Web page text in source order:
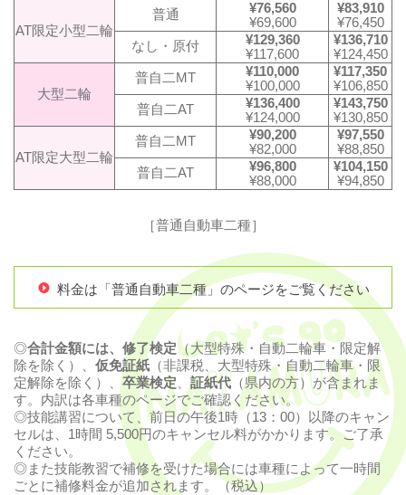
AT限定小型二輪
普通
¥76,560
¥69,600
¥83,910
¥76,450
なし・原付
¥129,360
¥117,600
¥136,710
¥124,450
大型二輪
普自二MT
¥110,000
¥100,000
¥117,350
¥106,850
普自二AT
¥136,400
¥124,000
¥143,750
¥130,850
AT限定大型二輪
普自二MT
¥90,200
¥82,000
¥97,550
¥88,850
普自二AT
¥96,800
¥88,000
¥104,150
¥94,850
［普通自動車二種］
料金は「普通自動車二種」のページをご覧ください
◎合計金額には、修了検定（大型特殊・自動二輪車・限定解
除を除く）、 仮免証紙 （非課税、大型特殊・自動二輪車・限
定解除を除く）、卒業検定、証紙代 （県内の方）が含まれま
す。内訳は各車種のページでご確認ください。
◎技能講習について、前日の午後1時（13：00）以降のキャン
セルは、1時間 5,500円のキャンセル料がかかります。ご了承
ください。
◎また技能教習で補修を受けた場合には車種によって一時間
ごとに補修料金が追加されます。（税込）